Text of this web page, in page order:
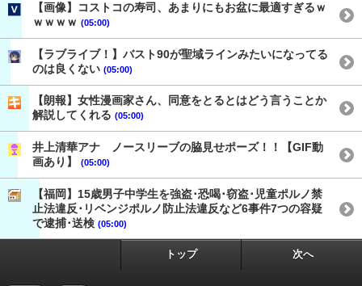
【画像】コストコの寿司、あまりにもお盆に最適すぎるｗ
ｗｗｗｗ (05:00)
【ラブライブ！】バスト90が聖域ラインみたいになってる
のは良くない (05:00)
【朗報】女性漫画家さん、同意をとるとはどう言うことか
解説してくれる (05:00)
井上清華アナ ノースリーブの脇見せポーズ！！【GIF動
画あり】
(05:00)
【福岡】15歳男子中学生を強盗･恐喝･窃盗･児童ポルノ禁
止法違反･リベンジポルノ防止法違反など6事件7つの容疑
で逮捕･送検 (05:00)
トップ 次へ